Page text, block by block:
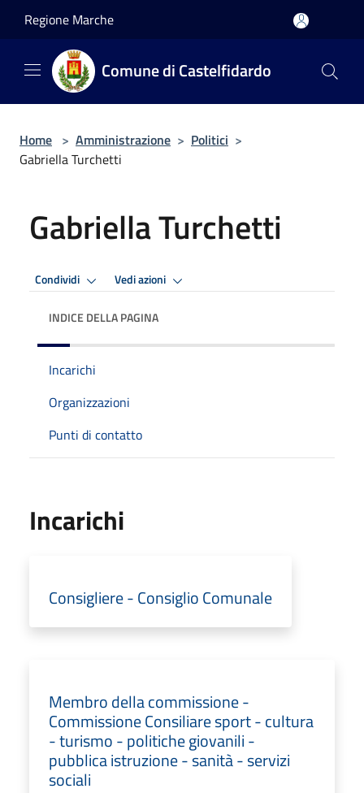
Regione Marche
Comune di Castelfidardo
Home > Amministrazione > Politici >
Gabriella Turchetti
Gabriella Turchetti
Condividi Vedi azioni
INDICE DELLA PAGINA
Incarichi
Organizzazioni
Punti di contatto
Incarichi
Consigliere - Consiglio Comunale
Membro della commissione -
Commissione Consiliare sport - cultura
- turismo - politiche giovanili -
pubblica istruzione - sanità - servizi
sociali